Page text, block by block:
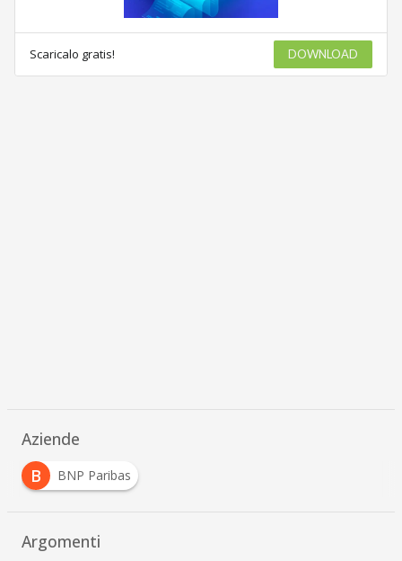
Scaricalo gratis! DOWNLOAD
Aziende
B
BNP Paribas
Argomenti